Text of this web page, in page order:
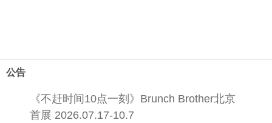
公告
《不赶时间10点一刻》Brunch Brother北京
首展 2026.07.17-10.7